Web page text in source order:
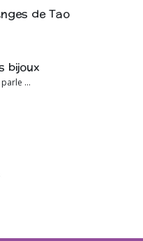
de Tao
bijoux
...